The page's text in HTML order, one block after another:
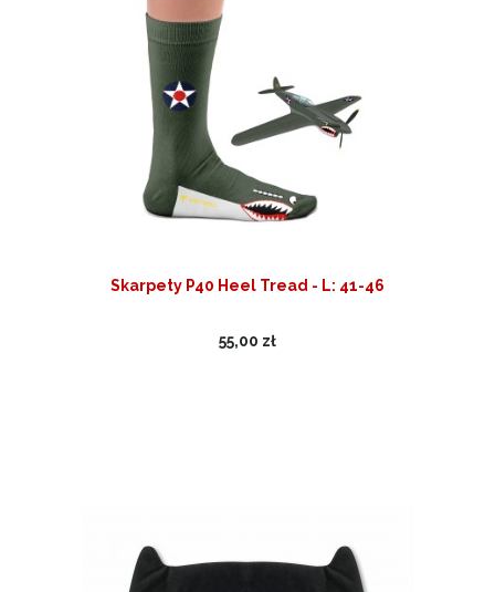
Skarpety P40 Heel Tread - L: 41-46
55,00 zł